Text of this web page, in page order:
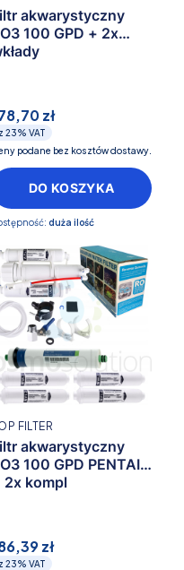
akwarystyczny
100 GPD + 2x
zł
z 23% VAT
podane bez kosztów dostawy.
DO KOSZYKA
duża ilość
akwarystyczny
100 GPD PENTAIR
2x kompl
FILTER
zł
z 23% VAT